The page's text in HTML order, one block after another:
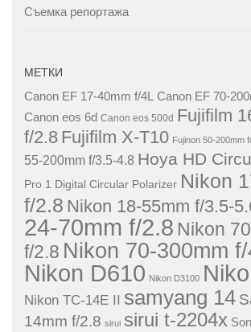
Съемка репортажа
МЕТКИ
Canon EF 17-40mm f/4L Canon EF 70-
Canon eos 6d Canon eos 500d Fujifilm
f/2.8 Fujifilm X-T10 Fujinon 50-200mm
55-200mm f/3.5-4.8 Hoya HD
Pro 1 Digital Circular Polarizer Nikon
f/2.8 Nikon 18-55mm f/3.5-
24-70mm f/2.8 Nikon
f/2.8 Nikon 70-300mm
Nikon D610 Nikon D3100
Nikon TC-14E II samyang 14
14mm f/2.8 sirui sirui t-2204x